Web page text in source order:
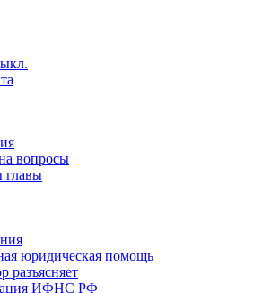
вопросы
главы
юридическая помощь
разъясняет
ИФНС РФ